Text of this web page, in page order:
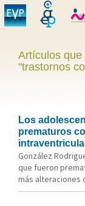
Artículos que
"trastornos
Los
prematuros
González
que fueron
más alteraciones